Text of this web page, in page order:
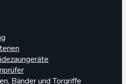
Bänder und Torgriffe